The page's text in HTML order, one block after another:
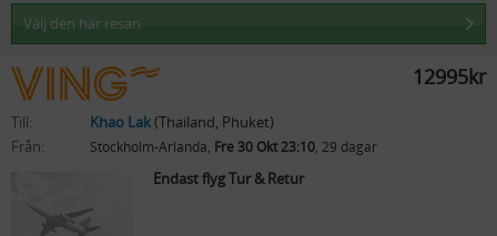
Välj den här resan
12995kr
Till: Khao Lak(Thailand, Phuket)
Från:
Stockholm-Arlanda, Fre 30 Okt 23:10, 29 dagar
Endast flyg Tur & Retur